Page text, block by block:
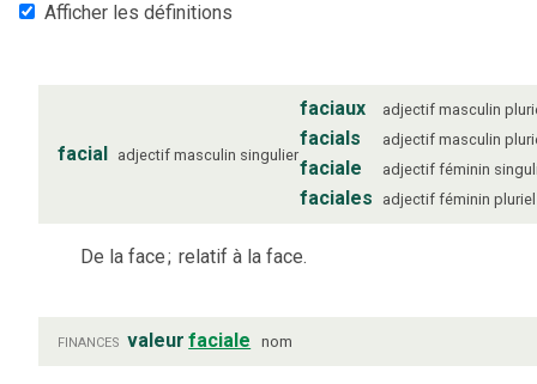
Afficher les définitions
facial adjectif masculin singulier
faciaux adjectif masculin
facials adjectif masculin
faciale adjectif féminin
faciales adjectif féminin pluriel
De la face; relatif à la face.
finances valeur faciale nom